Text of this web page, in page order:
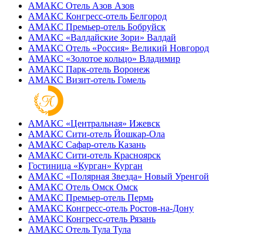
АМАКС Отель ‎Азов Азов
АМАКС Конгресс-отель Белгород
АМАКС Премьер-отель Бобруйск
АМАКС «‎Валдайские Зори» Валдай
АМАКС Отель «‎Россия» Великий Новгород
АМАКС «‎Золотое кольцо» Владимир
АМАКС Парк-отель Воронеж
АМАКС Визит-отель Гомель
АМАКС «‎Центральная» Ижевск
АМАКС Сити-отель Йошкар-Ола
АМАКС Сафар-отель Казань
АМАКС Сити-отель Красноярск
Гостиница «‎Курган» Курган
АМАКС «Полярная Звезда» Новый Уренгой
АМАКС Отель ‎Омск Омск
АМАКС Премьер-отель Пермь
АМАКС Конгресс-отель Ростов-на-Дону
АМАКС Конгресс-отель Рязань
АМАКС Отель Тула Тула